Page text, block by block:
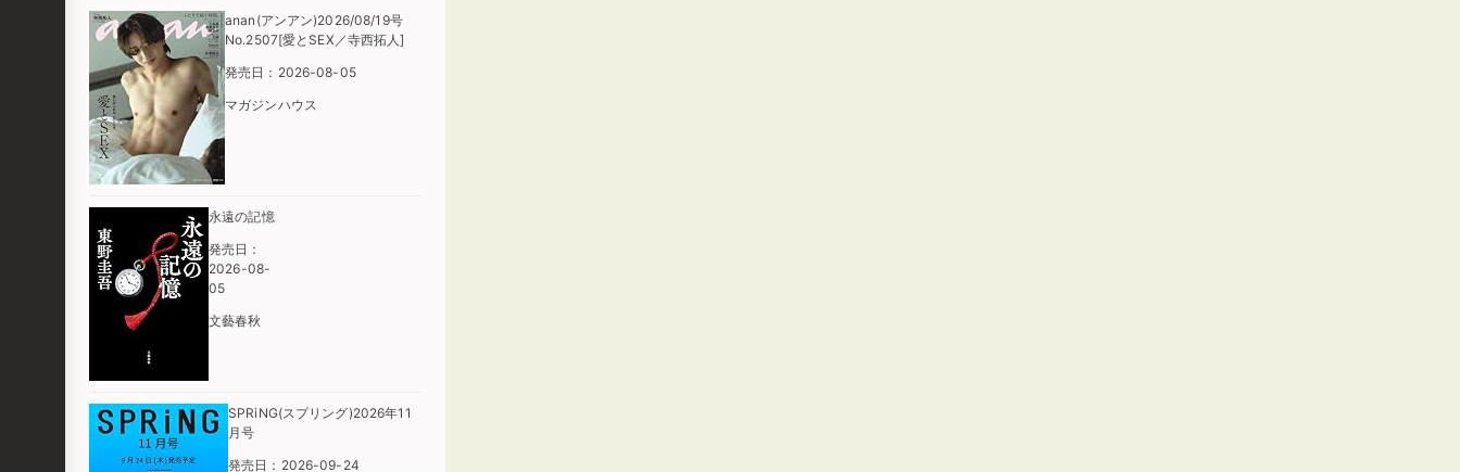
anan(アンアン)2026/08/19号
No.2507[愛とSEX／寺西拓人]
発売日：2026-08-05
マガジンハウス
永遠の記憶
発売日：
2026-08-
05
文藝春秋
SPRiNG(スプリング)2026年11
月号
発売日：2026-09-24